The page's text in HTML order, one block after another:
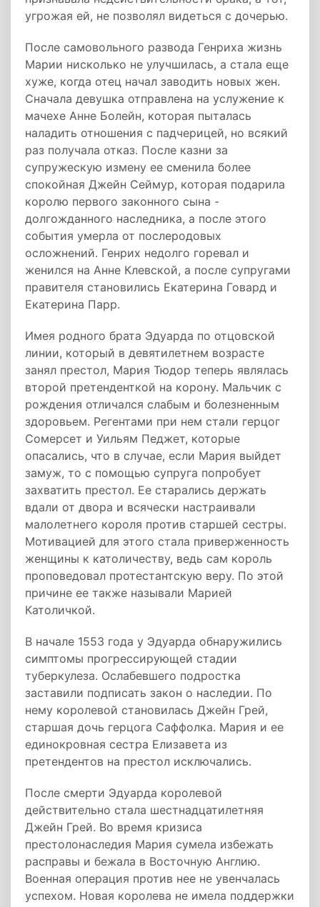
угрожая ей, не позволял видеться с дочерью.
После самовольного развода Генриха жизнь
Марии нисколько не улучшилась, а стала еще
хуже, когда отец начал заводить новых жен.
Сначала девушка отправлена на услужение к
мачехе Анне Болейн, которая пыталась
наладить отношения с падчерицей, но всякий
раз получала отказ. После казни за
супружескую измену ее сменила более
спокойная Джейн Сеймур, которая подарила
королю первого законного сына -
долгожданного наследника, а после этого
события умерла от послеродовых
осложнений. Генрих недолго горевал и
женился на Анне Клевской, а после супругами
правителя становились Екатерина Говард и
Екатерина Парр.
Имея родного брата Эдуарда по отцовской
линии, который в девятилетнем возрасте
занял престол, Мария Тюдор теперь являлась
второй претенденткой на корону. Мальчик с
рождения отличался слабым и болезненным
здоровьем. Регентами при нем стали герцог
Сомерсет и Уильям Педжет, которые
опасались, что в случае, если Мария выйдет
замуж, то с помощью супруга попробует
захватить престол. Ее старались держать
вдали от двора и всячески настраивали
малолетнего короля против старшей сестры.
Мотивацией для этого стала приверженность
женщины к католичеству, ведь сам король
проповедовал протестантскую веру. По этой
причине ее также называли Марией
Католичкой.
В начале 1553 года у Эдуарда обнаружились
симптомы прогрессирующей стадии
туберкулеза. Ослабевшего подростка
заставили подписать закон о наследии. По
нему королевой становилась Джейн Грей,
старшая дочь герцога Саффолка. Мария и ее
единокровная сестра Елизавета из
претендентов на престол исключались.
После смерти Эдуарда королевой
действительно стала шестнадцатилетняя
Джейн Грей. Во время кризиса
престолонаследия Мария сумела избежать
расправы и бежала в Восточную Англию.
Военная операция против нее не увенчалась
успехом. Новая королева не имела поддержки